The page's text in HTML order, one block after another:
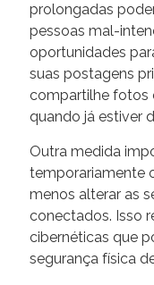
prolongadas
pessoas mal-
oportunidades
suas postagens
compartilhe fotos
quando já estiver
Outra medida
temporariamente
menos alterar as
conectados. Isso
cibernéticas que
segurança física